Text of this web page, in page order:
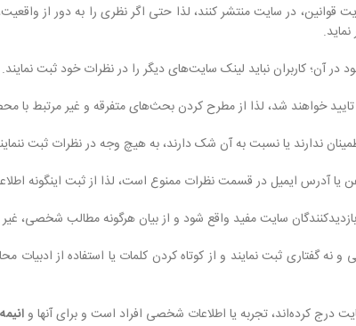
قوانین، در سایت منتشر کنند، لذا حتی اگر نظری را به دور از واقعیت،
و نه گفتاری ثبت نمایند و از کوتاه کردن کلمات یا استفاده از
درج کرده‌اند، تجربه یا اطلاعات شخصی افراد است و برای آنها و